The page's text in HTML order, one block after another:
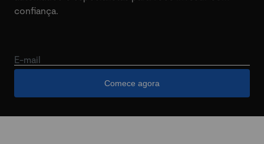
confiança.
E-mail
Comece agora